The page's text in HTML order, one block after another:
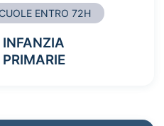
ENTRO 72H